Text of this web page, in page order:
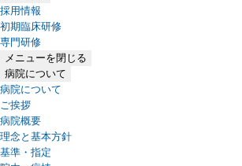
採用情報
初期臨床研修
専門研修
メニューを閉じる
病院について
病院について
ご挨拶
病院概要
理念と基本方針
基準・指定